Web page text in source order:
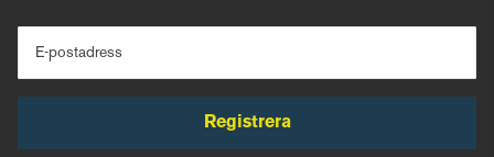
E-postadress
Registrera